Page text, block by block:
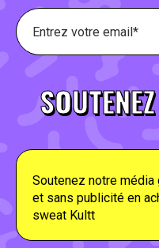
Soutenez notre média
et sans publicité en
sweat Kultt